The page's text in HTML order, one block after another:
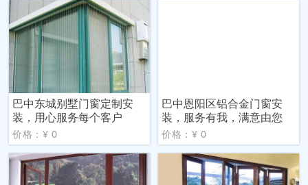
巴中东城别墅门窗定制安
装，用心服务每个客户
价格：¥ 0
巴中恩阳区铝合金门窗安
装，服务有我，满意由您
价格：¥ 0